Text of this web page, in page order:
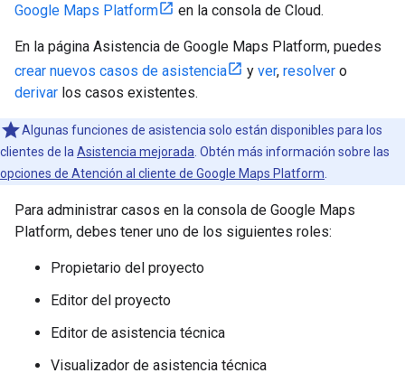
Google Maps Platform
en la consola de Cloud.
En la página Asistencia de Google Maps Platform, puedes
crear nuevos casos de asistencia
y ver, resolver o
derivar los casos existentes.
Algunas funciones de asistencia solo están disponibles para los
clientes de la Asistencia mejorada . Obtén más información sobre las
opciones de Atención al cliente de Google Maps Platform
Para administrar casos en la consola de Google Maps
Platform, debes tener uno de los siguientes roles:
Propietario del proyecto
Editor del proyecto
Editor de asistencia técnica
Visualizador de asistencia técnica